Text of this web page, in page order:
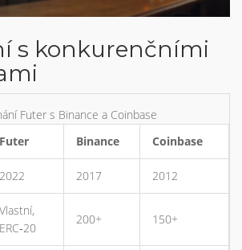
s konkurenčními
Futer s Binance a Coinbase
Futer Binance Coinbase
2022 2017 2012
Vlastní,
ERC‑20
200+ 150+